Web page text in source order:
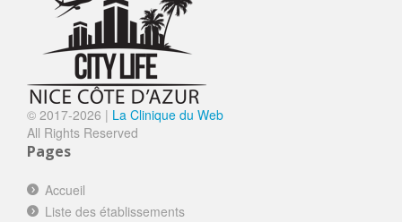
© 2017-2026 | La Clinique du Web
All Rights Reserved
Pages
Accueil
Liste des établissements